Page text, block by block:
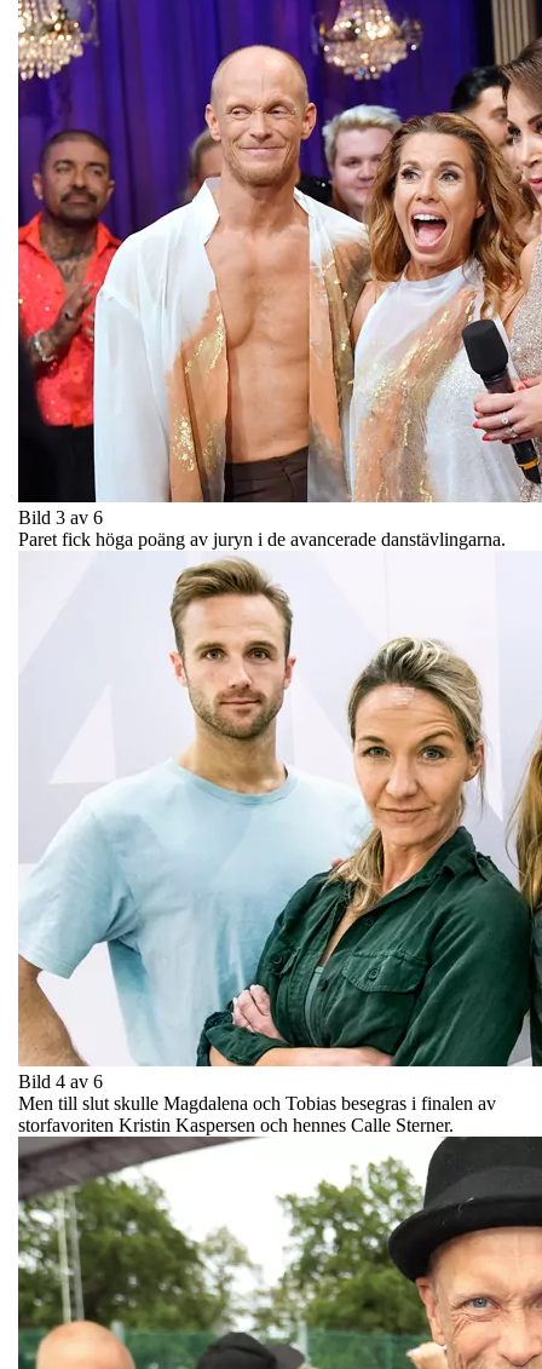
Bild 3 av 6
Paret fick höga poäng av juryn i de avancerade danstävlingarna.
Bild 4 av 6
Men till slut skulle Magdalena och Tobias besegras i finalen av
storfavoriten Kristin Kaspersen och hennes Calle Sterner.